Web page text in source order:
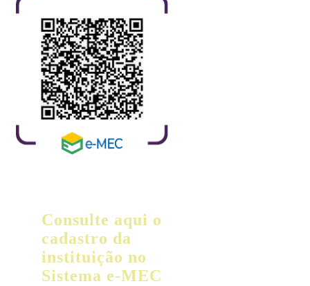
Consulte aqui o
cadastro da
instituição no
Sistema e-MEC